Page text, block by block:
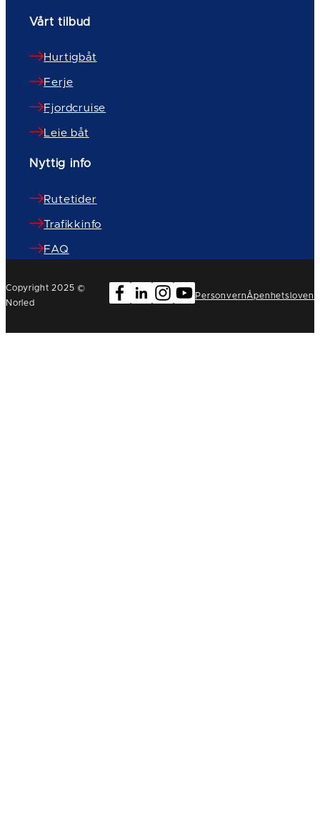
Vårt tilbud
Hurtigbåt
Ferje
Fjordcruise
Leie båt
Nyttig info
Rutetider
Trafikkinfo
FAQ
Copyright 2025 ©
Norled
PersonvernÅpenhetsloven